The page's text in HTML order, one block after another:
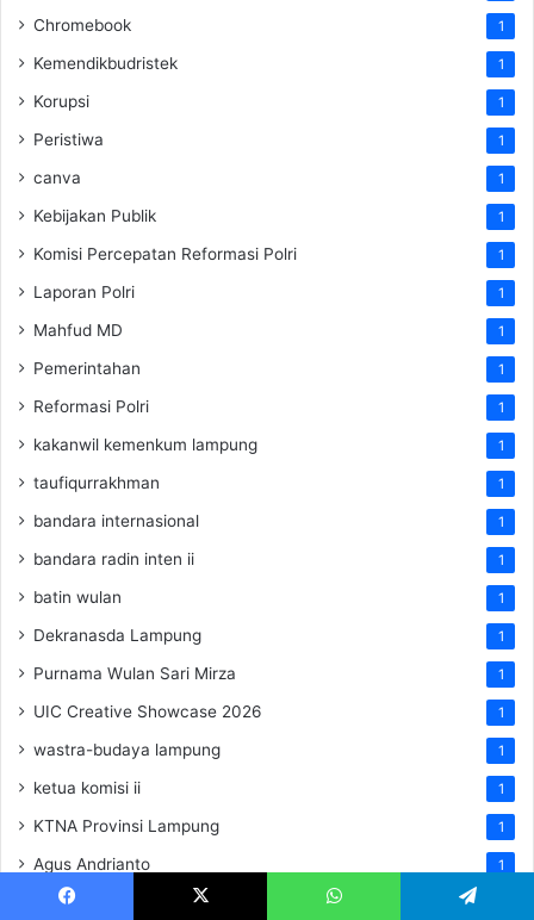
Chromebook 1
Kemendikbudristek 1
Korupsi 1
Peristiwa 1
canva 1
Kebijakan Publik 1
Komisi Percepatan Reformasi Polri 1
Laporan Polri 1
Mahfud MD 1
Pemerintahan 1
Reformasi Polri 1
kakanwil kemenkum lampung 1
taufiqurrakhman 1
bandara internasional 1
bandara radin inten ii 1
batin wulan 1
Dekranasda Lampung 1
Purnama Wulan Sari Mirza 1
UIC Creative Showcase 2026 1
wastra-budaya lampung 1
ketua komisi ii 1
KTNA Provinsi Lampung 1
Agus Andrianto 1
Baharkam Polri